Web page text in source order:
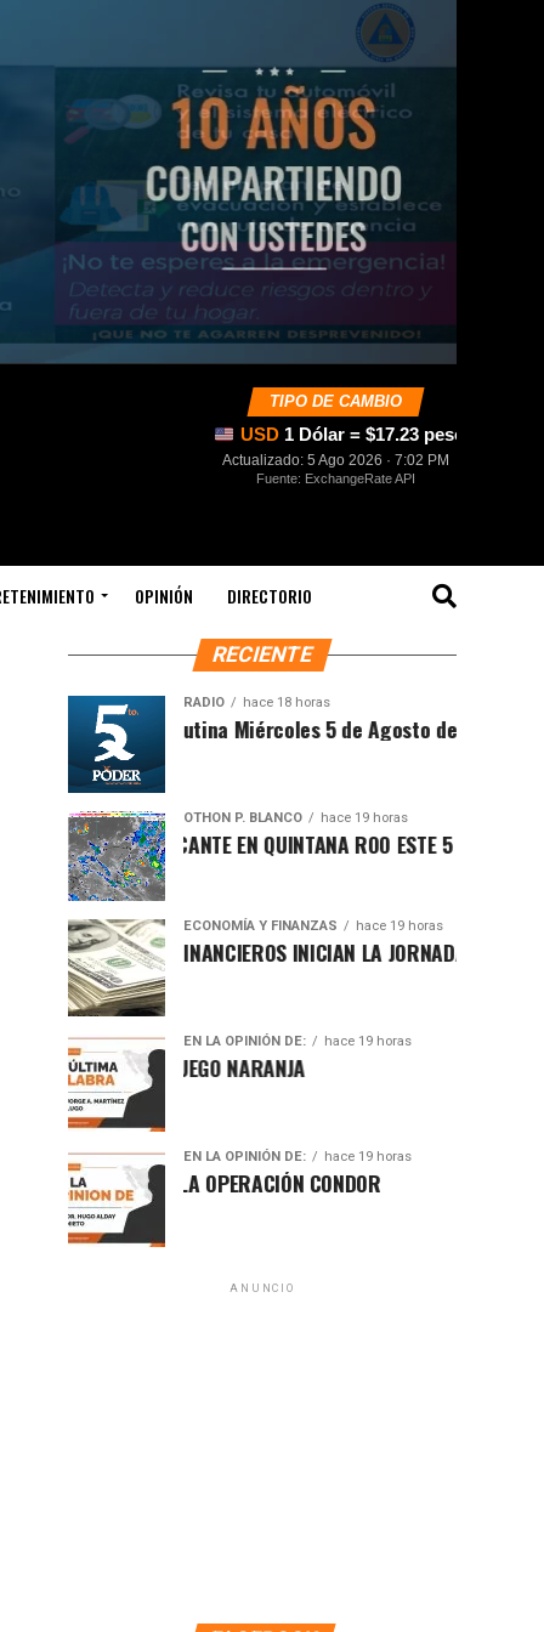
TIPO DE CAMBIO
USD 1 Dólar = $17.23 pesos
Actualizado: 5 Ago 2026 · 7:02 PM
Fuente: ExchangeRate API
OPINIÓN DIRECTORIO
RECIENTE
RADIO hace 18 horas
Síntesis Matutina Miércoles 5 de Agosto del 2026
OTHON P. BLANCO hace 19 horas
CLIMA SOFOCANTE EN QUINTANA ROO ESTE 5 DE AGOSTO
ECONOMÍA Y FINANZAS hace 19 horas
MERCADOS FINANCIEROS INICIAN LA JORNADA CON LIGERO
EN LA OPINIÓN DE: hace 19 horas
CAMBIO DE JUEGO NARANJA
EN LA OPINIÓN DE: hace 19 horas
A 50 AÑOS DE LA OPERACIÓN CONDOR
ANUNCIO